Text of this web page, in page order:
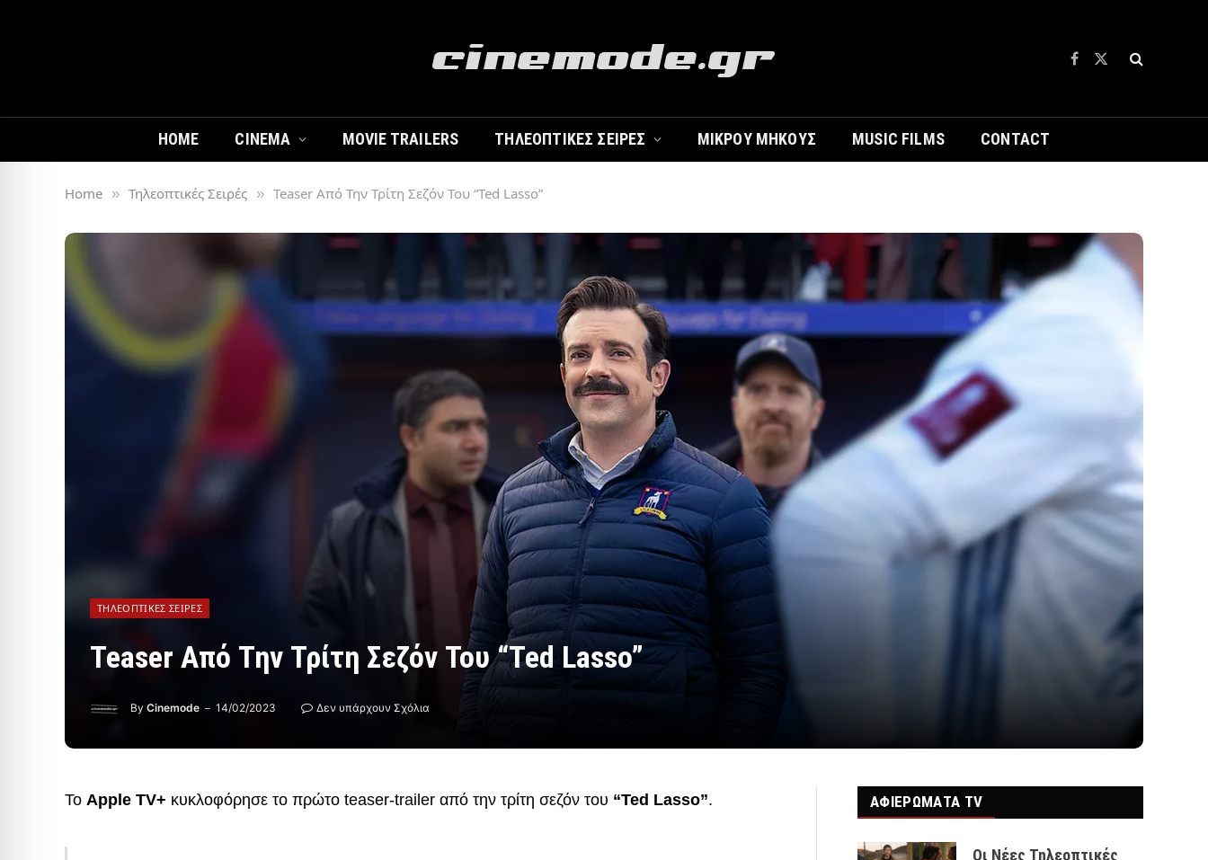
Facebook
X
HOME CINEMA MOVIE TRAILERS ΤΗΛΕΟΠΤΙΚΈΣ ΣΕΙΡΈΣ ΜΙΚΡΟΎ ΜΉΚΟΥΣ MUSIC FILMS CONTACT
Home » Τηλεοπτικές Σειρές » Teaser Από Την Τρίτη Σεζόν Του “Ted Lasso”
ΤΗΛΕΟΠΤΙΚΈΣ ΣΕΙΡΈΣ
Teaser Από Την Τρίτη Σεζόν Του “Ted Lasso”
By Cinemode 14/02/2023 Δεν υπάρχουν Σχόλια
Το Apple TV+ κυκλοφόρησε το πρώτο teaser-trailer από την τρίτη σεζόν του “Ted Lasso”. ΑΦΙΕΡΩΜΑΤΑ TV
Οι Νέες Τηλεοπτικές